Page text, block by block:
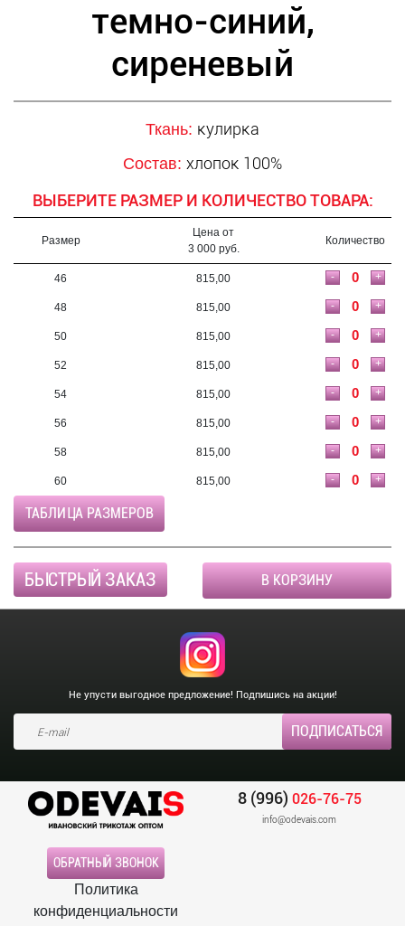
темно-синий,
сиреневый
Ткань: кулирка
Состав: хлопок 100%
ВЫБЕРИТЕ РАЗМЕР И КОЛИЧЕСТВО ТОВАРА:
Размер
Цена от
3 000 руб.
Количество
46 815,00 +
-
48 815,00 +
-
50 815,00 +
-
52 815,00 +
-
54 815,00 +
-
56 815,00 +
-
58 815,00 +
-
60 815,00 +
-
ТАБЛИЦА РАЗМЕРОВ
БЫСТРЫЙ ЗАКАЗ В КОРЗИНУ
Не упусти выгодное предложение! Подпишись на акции!
8 (996) 026-76-75
info@odevais.com
ОБРАТНЫЙ ЗВОНОК
Политика
конфиденциальности